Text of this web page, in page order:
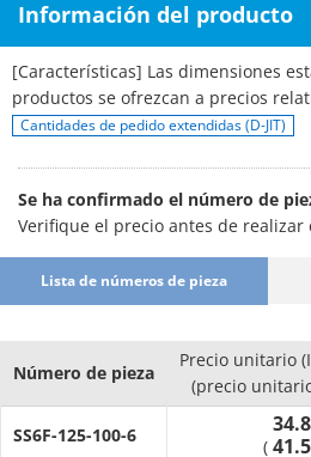
Información del producto
[Características] Las dimensiones
productos se ofrezcan a precios
Cantidades de pedido extendidas (D-JIT)
Se ha confirmado el número de
Verifique el precio antes de realizar
Lista de números de pieza
Número de pieza
Precio unitario
(precio
SS6F-125-100-6
(